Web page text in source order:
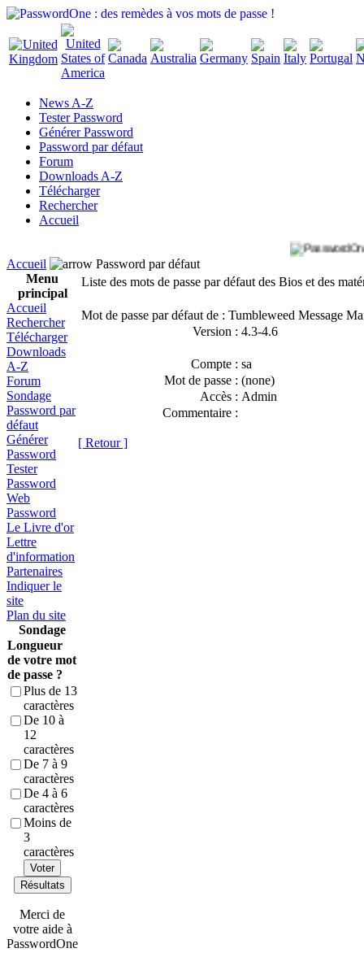
News A-Z
Tester Password
Générer Password
Password par défaut
Forum
Downloads A-Z
Télécharger
Rechercher
Accueil
Accueil
Password par défaut
Menu
principal
Accueil
Rechercher
Télécharger
Downloads
A-Z
Forum
Sondage
Password par
défaut
Générer
Password
Tester
Password
Web
Password
Le Livre d'or
Lettre
d'information
Partenaires
Indiquer le
site
Plan du site
Sondage
Longueur
de votre mot
de passe ?
Plus de 13
caractères
De 10 à
12
caractères
De 7 à 9
caractères
De 4 à 6
caractères
Moins de
3
caractères
Voter
Résultats
Merci de
votre aide à
PasswordOne
Liste des mots de passe par défaut des Bios et des
Mot de passe par défaut de : Tumbleweed Message
Version : 4.3-4.6
Compte : sa
Mot de passe : (none)
Accès : Admin
Commentaire :
[ Retour ]